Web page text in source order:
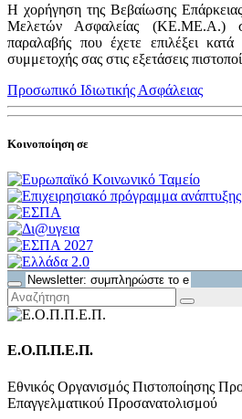
Η χορήγηση της Βεβαίωσης
Μελετών Ασφαλείας (ΚΕ.ΜΕ.Α.)
παραλαβής που έχετε επιλέξει
συμμετοχής σας στις εξετάσεις
Προσωπικό Ιδιωτικής Ασφάλειας
Κοινοποίηση σε
Ε.Ο.Π.Π.Ε.Π.
Εθνικός Οργανισμός Πιστοποίησης
Επαγγελματικού Προσανατολισμού